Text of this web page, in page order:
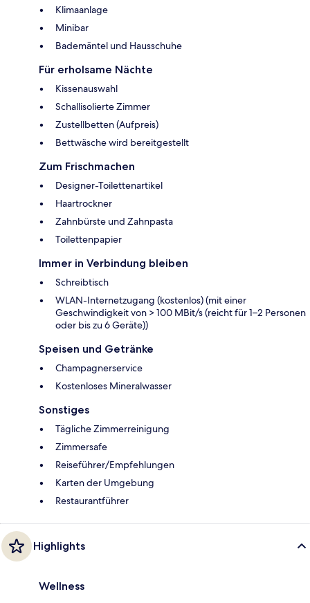
Klimaanlage
Minibar
Bademäntel und Hausschuhe
Für erholsame Nächte
Kissenauswahl
Schallisolierte Zimmer
Zustellbetten (Aufpreis)
Bettwäsche wird bereitgestellt
Zum Frischmachen
Designer-Toilettenartikel
Haartrockner
Zahnbürste und Zahnpasta
Toilettenpapier
Immer in Verbindung bleiben
Schreibtisch
WLAN-Internetzugang (kostenlos) (mit einer
Geschwindigkeit von > 100 MBit/s (reicht für 1–2 Personen
oder bis zu 6 Geräte))
Speisen und Getränke
Champagnerservice
Kostenloses Mineralwasser
Sonstiges
Tägliche Zimmerreinigung
Zimmersafe
Reiseführer/Empfehlungen
Karten der Umgebung
Restaurantführer
Highlights
Wellness